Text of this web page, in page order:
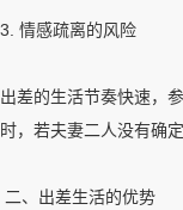
3. 情感疏离的风险
出差的生活节奏快速，
时，若夫妻二人没有确
二、出差生活的优势